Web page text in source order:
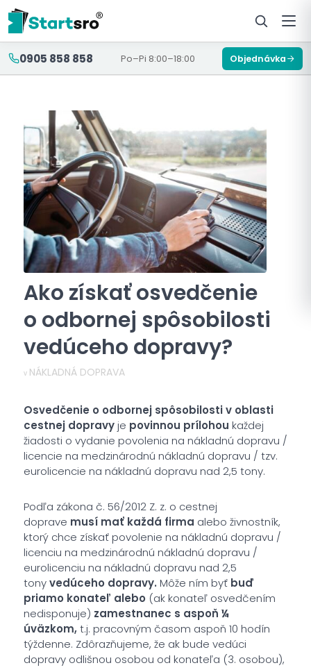
0905 858 858 Po–Pi 8:00–18:00 Objednávka
Ako získať osvedčenie
o odbornej spôsobilosti
vedúceho dopravy?
v NÁKLADNÁ DOPRAVA
Osvedčenie o odbornej spôsobilosti v oblasti
cestnej dopravyje povinnou prílohou každej
žiadosti o vydanie povolenia na nákladnú dopravu /
licencie na medzinárodnú nákladnú dopravu / tzv.
eurolicencie na nákladnú dopravu nad 2,5 tony.
Podľa zákona č. 56/2012 Z. z. o cestnej
doprave musí mať každá firma alebo živnostník,
ktorý chce získať povolenie na nákladnú dopravu /
licenciu na medzinárodnú nákladnú dopravu /
eurolicenciu na nákladnú dopravu nad 2,5
tonyvedúceho dopravy. Môže ním byť buď
priamo konateľ alebo (ak konateľ osvedčením
nedisponuje) zamestnanec s aspoň ¼
úväzkom,t.j. pracovným časom aspoň 10 hodín
týždenne. Zdôrazňujeme, že ak bude vedúci
dopravy odlišnou osobou od konateľa (3. osobou),